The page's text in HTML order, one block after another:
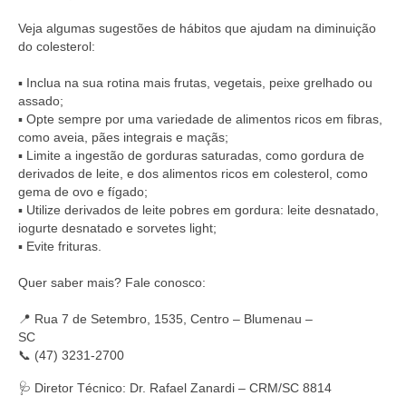
Veja algumas sugestões de hábitos que ajudam na diminuição
do colesterol:⠀
▪️ Inclua na sua rotina mais frutas, vegetais, peixe grelhado ou
assado;⠀
▪️ Opte sempre por uma variedade de alimentos ricos em fibras,
como aveia, pães integrais e maçãs;⠀
▪️ Limite a ingestão de gorduras saturadas, como gordura de
derivados de leite, e dos alimentos ricos em colesterol, como
gema de ovo e fígado;⠀
▪️ Utilize derivados de leite pobres em gordura: leite desnatado,
iogurte desnatado e sorvetes light;
▪️ Evite frituras.⠀
Quer saber mais? Fale conosco:⠀
📍 Rua 7 de Setembro, 1535, Centro – Blumenau –
SC⠀⠀⠀⠀⠀⠀⠀⠀
📞 (47) 3231-2700⠀⠀⠀⠀⠀⠀⠀⠀
🩺 Diretor Técnico: Dr. Rafael Zanardi – CRM/SC 8814